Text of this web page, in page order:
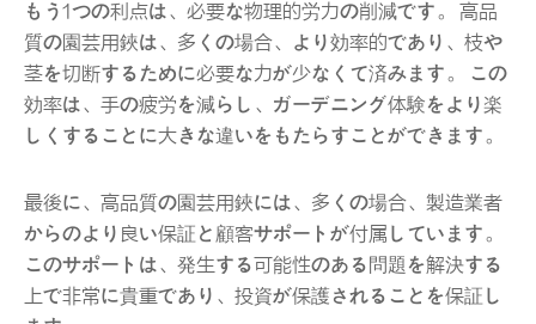
もう1つの利点は、必要な物理的労力の削減です。 高品
質の園芸用鋏は、多くの場合、より効率的であり、枝や
茎を切断するために必要な力が少なくて済みます。 この
効率は、手の疲労を減らし、ガーデニング体験をより楽
しくすることに大きな違いをもたらすことができます。
最後に、高品質の園芸用鋏には、多くの場合、製造業者
からのより良い保証と顧客サポートが付属しています。
このサポートは、発生する可能性のある問題を解決する
上で非常に貴重であり、投資が保護されることを保証し